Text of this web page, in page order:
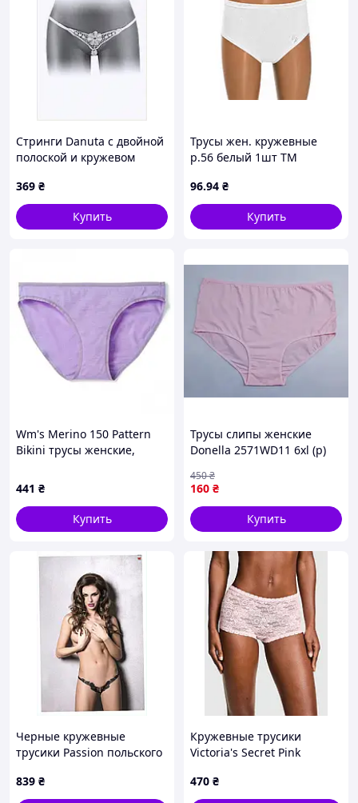
Стринги Danuta с двойной
полоской и кружевом
369 ₴
Купить
Трусы жен. кружевные
р.56 белый 1шт ТМ
96.94 ₴
Купить
Wm's Merino 150 Pattern
Bikini трусы женские,
441 ₴
Купить
Трусы слипы женские
Donella 2571WD11 6xl (р)
160 ₴
450₴
Купить
Черные кружевные
трусики Passion польского
839 ₴
Кружевные трусики
Victoria's Secret Pink
(Розовый M)
470 ₴